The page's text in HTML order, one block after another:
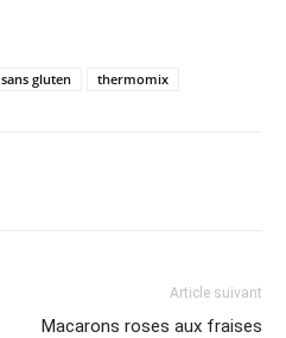
sans gluten thermomix
Article suivant
Macarons roses aux fraises